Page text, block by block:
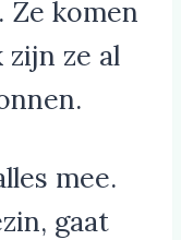
Ze komen
zijn ze al
mee.
gaat